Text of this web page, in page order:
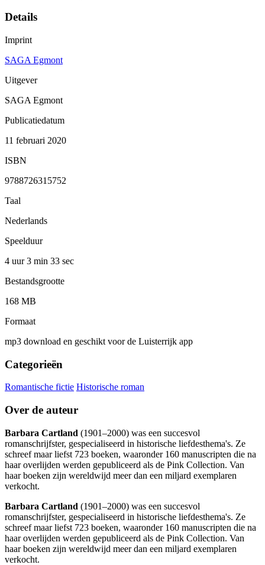
Details
Imprint
SAGA Egmont
Uitgever
SAGA Egmont
Publicatiedatum
11 februari 2020
ISBN
9788726315752
Taal
Nederlands
Speelduur
4 uur 3 min 33 sec
Bestandsgrootte
168 MB
Formaat
mp3 download en geschikt voor de Luisterrijk app
Categorieën
Romantische fictie Historische roman
Over de auteur
Barbara Cartland (1901–2000) was een succesvol
romanschrijfster, gespecialiseerd in historische liefdesthema's. Ze
schreef maar liefst 723 boeken, waaronder 160 manuscripten die na
haar overlijden werden gepubliceerd als de Pink Collection. Van
haar boeken zijn wereldwijd meer dan een miljard exemplaren
verkocht.
Barbara Cartland (1901–2000) was een succesvol
romanschrijfster, gespecialiseerd in historische liefdesthema's. Ze
schreef maar liefst 723 boeken, waaronder 160 manuscripten die na
haar overlijden werden gepubliceerd als de Pink Collection. Van
haar boeken zijn wereldwijd meer dan een miljard exemplaren
verkocht.